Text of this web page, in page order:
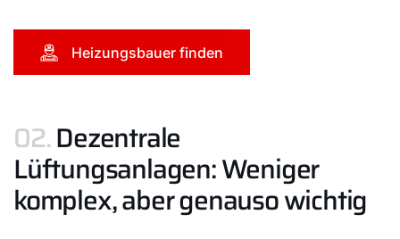
Heizungsbauer finden
02.Dezentrale
Lüftungsanlagen: Weniger
komplex, aber genauso wichtig